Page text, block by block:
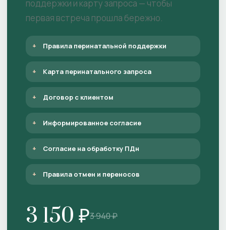
поддержки и карту запроса — чтобы
первая встреча прошла бережно.
Правила перинатальной поддержки
Карта перинатального запроса
Договор с клиентом
Информированное согласие
Согласие на обработку ПДн
Правила отмен и переносов
3 150 ₽3 940 ₽